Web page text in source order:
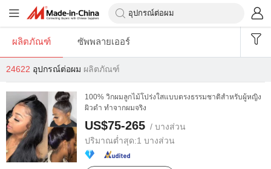
ผลิตภัณฑ์ ซัพพลายเออร์
24622 อุปกรณ์ต่อผม ผลิตภัณฑ์
100% วิกผมลูกไม้โปร่งใสแบบตรงธรรมชาติสำหรับผู้หญิง
ผิวดำ ทำจากผมจริง
US$75-265 / บางส่วน
ปริมาณต่ำสุด:1 บางส่วน